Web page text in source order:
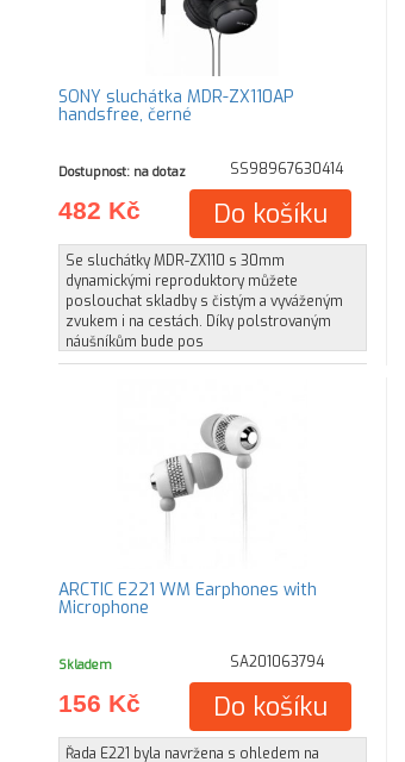
SONY sluchátka MDR-ZX110AP
handsfree, černé
Dostupnost: na dotaz SS98967630414
482 Kč Do košíku
Se sluchátky MDR-ZX110 s 30mm
dynamickými reproduktory můžete
poslouchat skladby s čistým a vyváženým
zvukem i na cestách. Díky polstrovaným
náušníkům bude pos
ARCTIC E221 WM Earphones with
Microphone
Skladem SA201063794
156 Kč Do košíku
Řada E221 byla navržena s ohledem na